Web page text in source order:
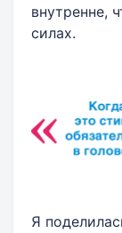
внутренне,
силах.
Я